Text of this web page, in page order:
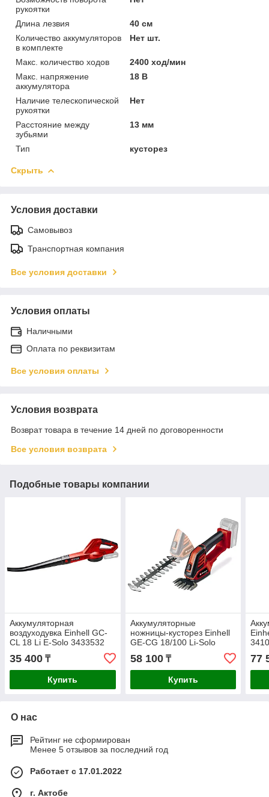
рукоятки
Длина лезвия
40 см
Количество аккумуляторов
в комплекте
Нет шт.
Макс. количество ходов
2400 ход/мин
Макс. напряжение
аккумулятора
18 В
Наличие телескопической
рукоятки
Нет
Расстояние между
зубьями
13 мм
Тип кусторез
Скрыть
Условия доставки
Самовывоз
Транспортная компания
Все условия доставки
Условия оплаты
Наличными
Оплата по реквизитам
Все условия оплаты
Условия возврата
Возврат товара в течение 14 дней по договоренности
Все условия возврата
Подобные товары компании
Аккумуляторная
воздуходувка Einhell GC-
CL 18 Li E-Solo 3433532
35 400 ₸
Купить
Аккумуляторные
ножницы-кусторез Einhell
GE-CG 18/100 Li-Solo
58 100₸
Купить
77
О нас
Рейтинг не сформирован
Менее 5 отзывов за последний год
Работает с 17.01.2022
г. Актобе